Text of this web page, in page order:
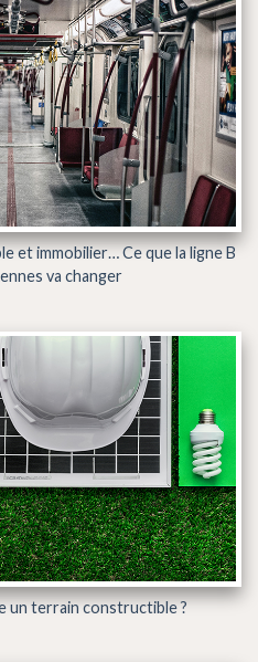
et immobilier… Ce que la ligne B
va changer
un terrain constructible ?